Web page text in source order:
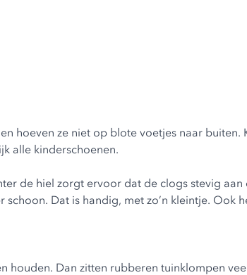
hoeven ze niet op blote voetjes naar buiten.
alle kinderschoenen.
de hiel zorgt ervoor dat de clogs stevig aan
Dat is handig, met zo’n kleintje. Ook
Dan zitten rubberen tuinklompen